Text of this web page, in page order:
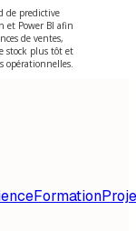
de predictive
et Power BI afin
de ventes,
stock plus tôt et
opérationnelles.
Formation